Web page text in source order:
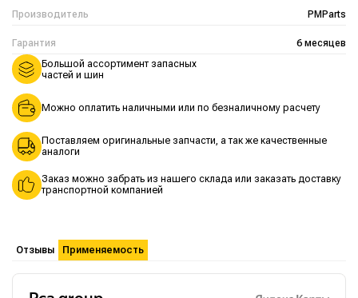
Производитель PMParts
Гарантия 6 месяцев
Большой ассортимент запасных
частей и шин
Можно оплатить наличными или по безналичному расчету
Поставляем оригинальные запчасти, а так же качественные
аналоги
Заказ можно забрать из нашего склада или заказать доставку
транспортной компанией
Отзывы Применяемость